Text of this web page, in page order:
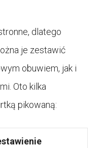
dlatego
je zestawić
obuwiem, jak i
Oto kilka
pikowaną: